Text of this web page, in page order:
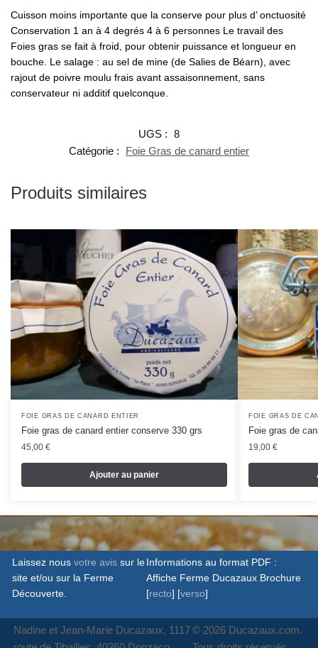
grs
Cuisson moins importante que la conserve pour plus d’ onctuosité
Conservation 1 an à 4 degrés 4 à 6 personnes Le travail des
Foies gras se fait à froid, pour obtenir puissance et longueur en
bouche. Le salage : au sel de mine (de Salies de Béarn), avec
rajout de poivre moulu frais avant assaisonnement, sans
conservateur ni additif quelconque.
UGS : 8
Catégorie :
Foie Gras de canard entier
Produits similaires
FOIE GRAS DE CANARD ENTIER
Foie gras de canard entier conserve 330 grs
45,00 €
Ajouter au panier
FOIE GRAS DE
Foie gras de
19,00 €
Laissez nous votre avissur le
site et/ou sur la Ferme
Découverte.
Informations au format PDF :
Affiche Ferme Ducazaux Brochure
[recto] [verso]
Nadine et Jean-Marie Ducazaux, 1117© 2026 Ducazaux.com.